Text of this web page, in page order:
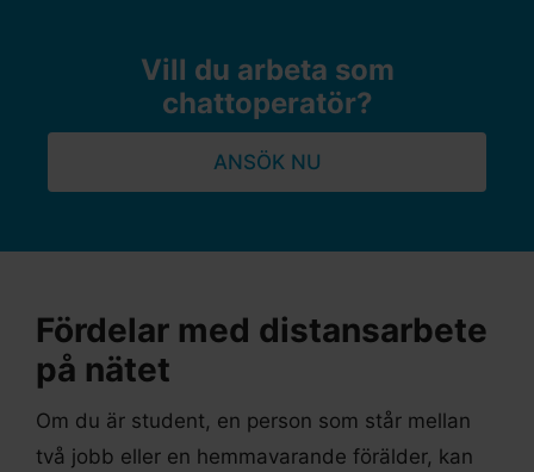
Vill du arbeta som
chattoperatör?
ANSÖK NU
Fördelar med distansarbete
på nätet
Om du är student, en person som står mellan
två jobb eller en hemmavarande förälder, kan